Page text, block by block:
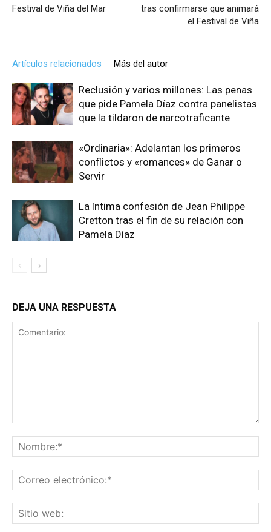
Festival de Viña del Mar
tras confirmarse que animará
el Festival de Viña
Artículos relacionados Más del autor
Reclusión y varios millones: Las penas
que pide Pamela Díaz contra panelistas
que la tildaron de narcotraficante
«Ordinaria»: Adelantan los primeros
conflictos y «romances» de Ganar o
Servir
La íntima confesión de Jean Philippe
Cretton tras el fin de su relación con
Pamela Díaz
DEJA UNA RESPUESTA